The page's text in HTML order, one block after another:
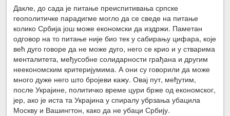
Дакле, до сада је питање преиспитивања српске
геополитичке парадигме могло да се сведе на питање
колико Србија још може економски да издржи. Паметан
одговор на то питање није био тек у сабирању цифара, које
већ дуго говоре да не може дуго, него се крио и у стварима
менталитета, међусобне солидарности грађана и другим
неекономским критеријумима. А они су говорили да може
много дуже него што бројеви кажу. Овај пут, међутим,
после Украјине, политичко време цури брже од економског,
јер, ако је иста та Украјина у спиралу убрзања убацила
Москву и Вашингтон, како да не убаци Србију.